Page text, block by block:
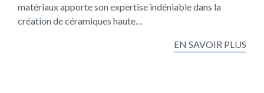
matériaux apporte son expertise indéniable dans la
création de céramiques haute…
EN SAVOIR PLUS